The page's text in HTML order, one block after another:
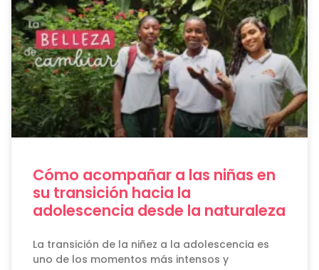
Cómo acompañar a las niñas en
su transición hacia la
adolescencia desde la naturaleza
La transición de la niñez a la adolescencia es
uno de los momentos más intensos y